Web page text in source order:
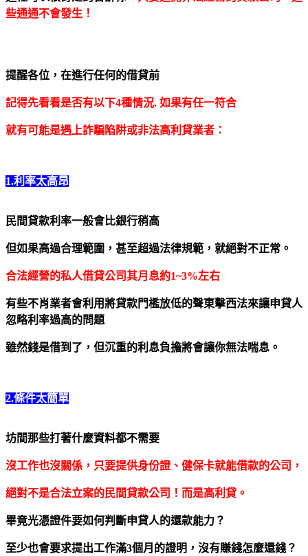
些通通不會發生！
提醒各位，在進行任何的借貸前
記得先看看是否有以下4種情況. 如果有任一符合
就有可能是遇上詐騙陷阱或非法高利貸業者：
1.利率太高昂
民間貸款利率一般會比銀行稍高
但如果高過合理範圍，甚至超過法律規範，就絕對不正常。
合法經營的私人借貸公司其月息約1~3%左右
有些不肖業者會利用將貸款門檻放低的聲東擊西法來讓申貸人
忽略利率過高的問題
雖然錢是借到了，但沉重的利息負擔將會讓你無法喘息。
2.條件太簡單
坊間那些打著什麼資料都不需要
沒工作也沒關係，只要提供身份證、健保卡就能借款的公司，
絕對不是合法立案的民間貸款公司！而是高利貸。
畢竟光憑證件要如何判斷申貸人的還款能力？
至少也會要求提出工作滿3個月的證明，沒有賺錢怎麼還錢？